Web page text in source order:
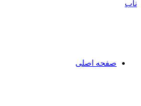
صفحه اصلی